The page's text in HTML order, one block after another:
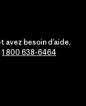
avez besoin d’aide,
1 800 638-6464